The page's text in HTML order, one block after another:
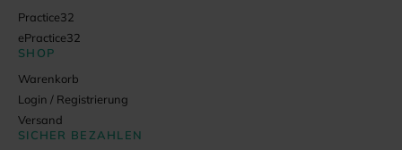
Practice32
ePractice32
SHOP
Warenkorb
Login / Registrierung
Versand
SICHER BEZAHLEN